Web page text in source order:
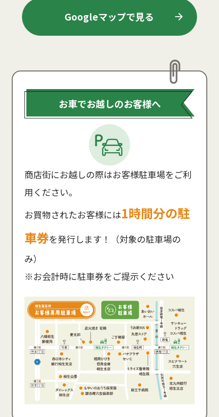
Googleマップで見る arrow_forward
お車でお越しのお客様へ
商店街にお越しの際はお客様駐車場をご利
用ください。
お買物されたお客様には1時間分の駐
車券を発行します！（対象の駐車場の
み）
※お会計時に駐車券をご提示ください